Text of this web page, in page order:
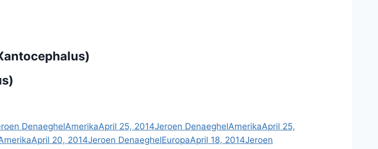
DenaeghelAmerikaApril 25, 2014Jeroen DenaeghelAmerikaApril 25,
April 20, 2014Jeroen DenaeghelEuropaApril 18, 2014Jeroen